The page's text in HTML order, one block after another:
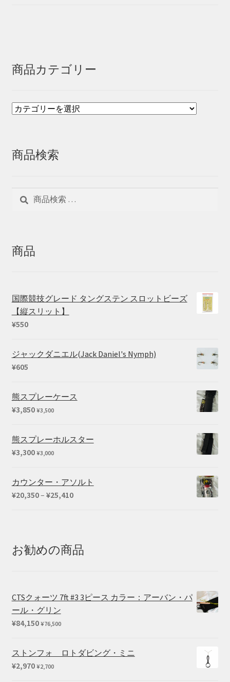
商品カテゴリー
商品検索
商品
国際競技グレード タングステン スロットビーズ
【縦スリット】
¥550
ジャックダニエル(Jack Daniel's Nymph)
¥605
熊スプレーケース
¥3,850 ¥3,500
熊スプレーホルスター
¥3,300 ¥3,000
カウンター・アソルト
¥20,350– ¥25,410価
–
¥25,410
お勧めの商品
CTSクォーツ 7ft #3 3ピース カラー：アーバン・パ
ール・グリン
¥84,150 ¥76,500
ストンフォ ロトダビング・ミニ
¥2,970 ¥2,700